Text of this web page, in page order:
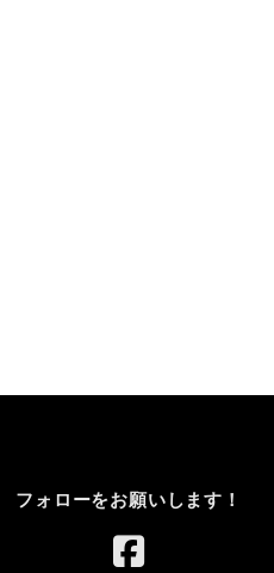
フォローをお願いします！